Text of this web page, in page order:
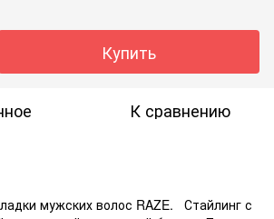
Купить
К сравнению
мужских волос RAZE. Стайлинг с